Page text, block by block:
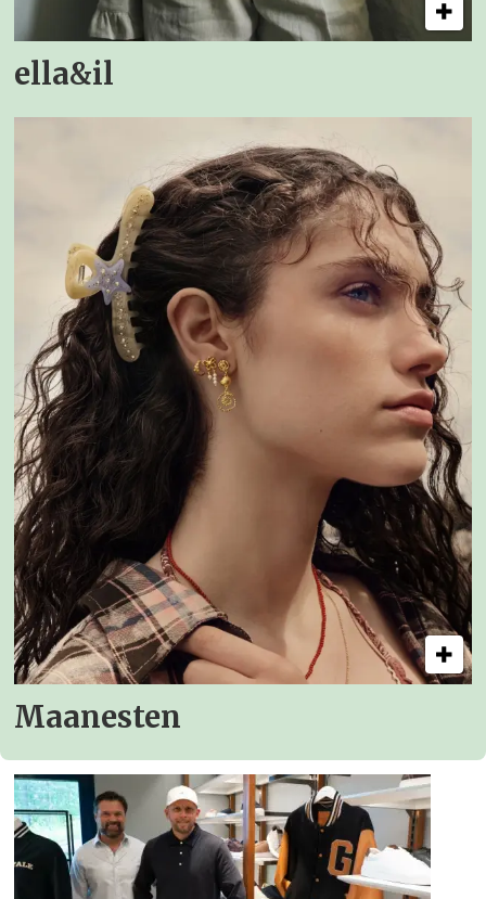
ella&il
Maanesten